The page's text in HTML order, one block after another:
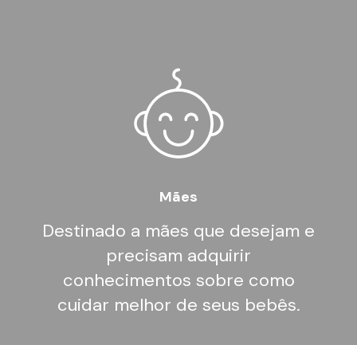
Mães
Destinado a mães que desejam e
precisam adquirir
conhecimentos sobre como
cuidar melhor de seus bebês.